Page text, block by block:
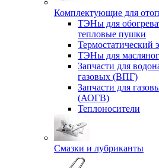
Комплектующие для
ТЭНы для
тепловые пушки
Термостатический
ТЭНы для
Запчасти для
газовых (ВПГ)
Запчасти для
(АОГВ)
Теплоносители
Смазки и лубриканты